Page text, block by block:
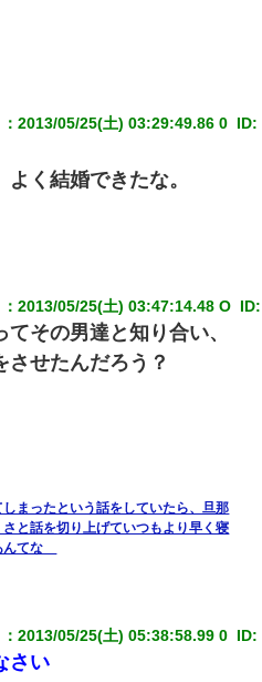
：2013/05/25(土) 03:29:49.86 0 ID:
く結婚できたな。
：2013/05/25(土) 03:47:14.48 O ID:
その男達と知り合い、
させたんだろう？
まったという話をしていたら、旦那
と話を切り上げていつもより早く寝
んてな
：2013/05/25(土) 05:38:58.99 0 ID:
さい